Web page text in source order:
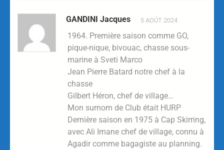
GANDINI Jacques 5 AOÛT 2024
1964. Première saison comme GO,
pique-nique, bivouac, chasse sous-
marine à Sveti Marco
Jean Pierre Batard notre chef à la
chasse
Gilbert Héron, chef de village…
Mon surnom de Club était HURP
Dernière saison en 1975 à Cap Skirring,
avec Ali Imane chef de village, connu à
Agadir comme bagagiste au planning.